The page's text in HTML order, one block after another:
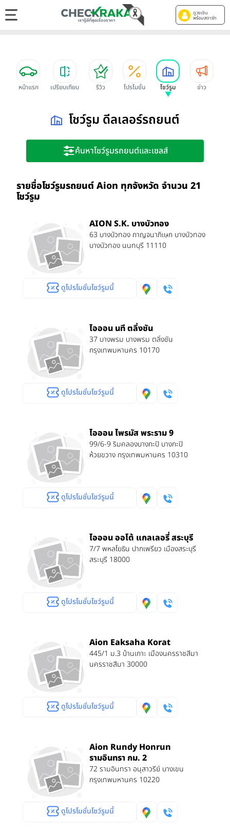
ดูวงเงิน
พร้อมสตาร์ท
หน้าแรก เปรียบเทียบ รีวิว โปรโมชั่น โชว์รูม ข่าว
โชว์รูม ดีลเลอร์รถยนต์
ค้นหาโชว์รูมรถยนต์และเซลส์
รายชื่อโชว์รูมรถยนต์ Aion ทุกจังหวัด จำนวน 21
โชว์รูม
AION S.K. บางบัวทอง
63 บางบัวทอง กาญจนาภิเษก บางบัวทอง
บางบัวทอง นนทบุรี 11110
ดูโปรโมชั่นโชว์รูมนี้
ไอออน นที ตลิ่งชัน
37 บางพรม บางพรม ตลิ่งชัน
กรุงเทพมหานคร 10170
ดูโปรโมชั่นโชว์รูมนี้
ไอออน ไพรมัส พระราม 9
99/6-9 ริมคลองบางกะปิ บางกะปิ
ห้วยขวาง กรุงเทพมหานคร 10310
ดูโปรโมชั่นโชว์รูมนี้
ไอออน ออโต้ แกลเลอรี่ สระบุรี
7/7 พหลโยธิน ปากเพรียว เมืองสระบุรี
สระบุรี 18000
ดูโปรโมชั่นโชว์รูมนี้
Aion Eaksaha Korat
445/1 ม.3 บ้านเกาะ เมืองนครราชสีมา
นครราชสีมา 30000
ดูโปรโมชั่นโชว์รูมนี้
Aion Rundy Honrun
รามอินทรา กม. 2
72 รามอินทรา อนุสาวรีย์ บางเขน
กรุงเทพมหานคร 10220
ดูโปรโมชั่นโชว์รูมนี้